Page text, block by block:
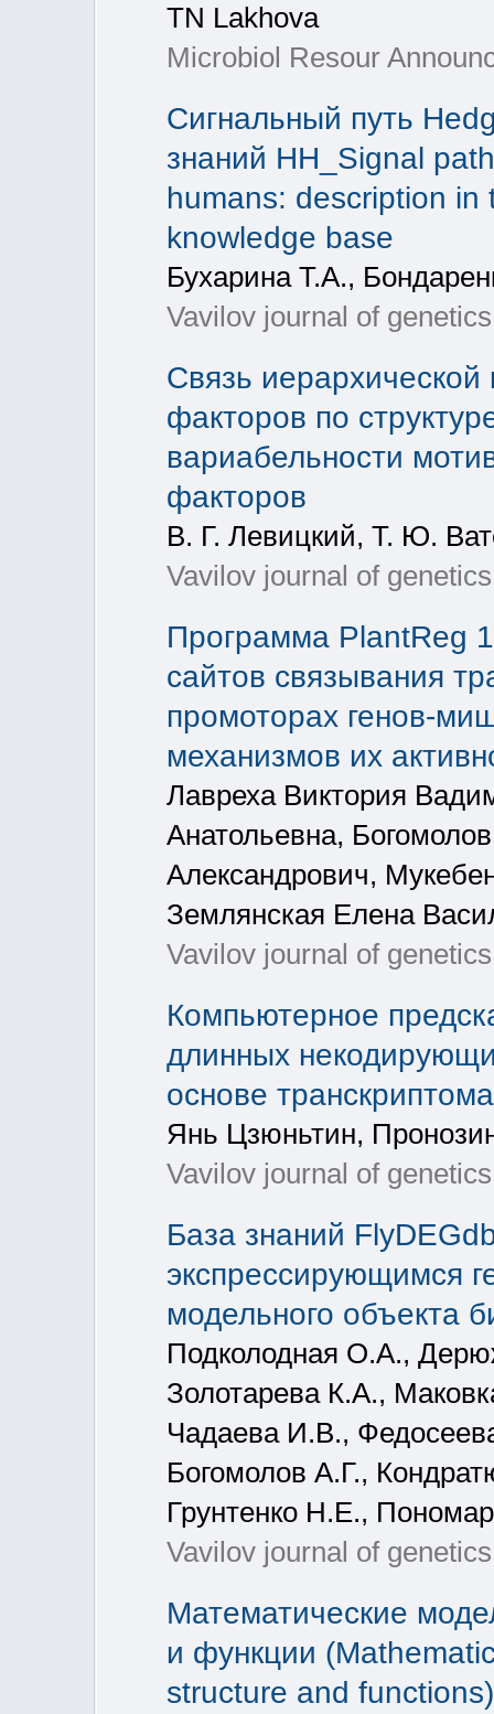
TN Lakhova
Microbiol Resour
Cигнальный путь
знаний HH_Signal
humans: description
knowledge base
Бухарина Т.А.,
Vavilov journal of
Связь
факторов по
вариабельности
факторов
В. Г. Левицкий, Т. Ю.
Vavilov journal of
Программа PlantReg
сайтов связывания
промоторах генов-
механизмов их
Лавреха Виктория
Анатольевна,
Александрович,
Землянская Елена
Vavilov journal of
Компьютерное
длинных
основе
Янь Цзюньтин,
Vavilov journal of
База знаний
экспрессирующимся
модельного объекта
Подколодная О.А.,
Золотарева К.А.,
Чадаева И.В.,
Богомолов А.Г.,
Грунтенко Н.Е.,
Vavilov journal of
Математические
и функции
structure and functions)